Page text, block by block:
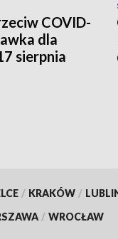
COVID-
dla
sierpnia
/ KRAKÓW /
/ WROCŁAW